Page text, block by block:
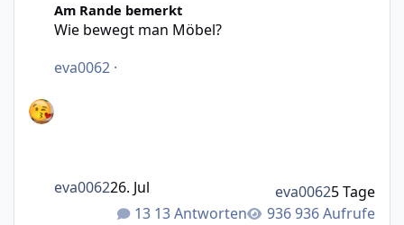
Am Rande bemerkt
Wie bewegt man Möbel?
eva0062 ·
13 Antworten 936 Aufrufe
eva006226. Jul eva00625 Tage